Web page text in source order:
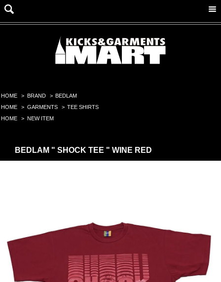
HOME > BRAND > BEDLAM
HOME
> GARMENTS > TEE SHIRTS
HOME
> NEW ITEM
BEDLAM " SHOCK TEE " WINE RED